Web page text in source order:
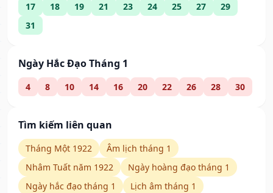
17
18 19 21 23 24 25 27
29
31
Ngày Hắc Đạo Tháng 1
4 8 10 14 16 20 22 26 28 30
Tìm kiếm liên quan
Tháng Một 1922
Âm lịch tháng 1
Nhâm Tuất năm 1922
Ngày hoàng đạo tháng 1
Ngày hắc đạo tháng 1
Lịch âm tháng 1